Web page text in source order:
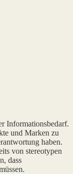
Informationsbedarf.
und Marken zu
haben.
von stereotypen
dass